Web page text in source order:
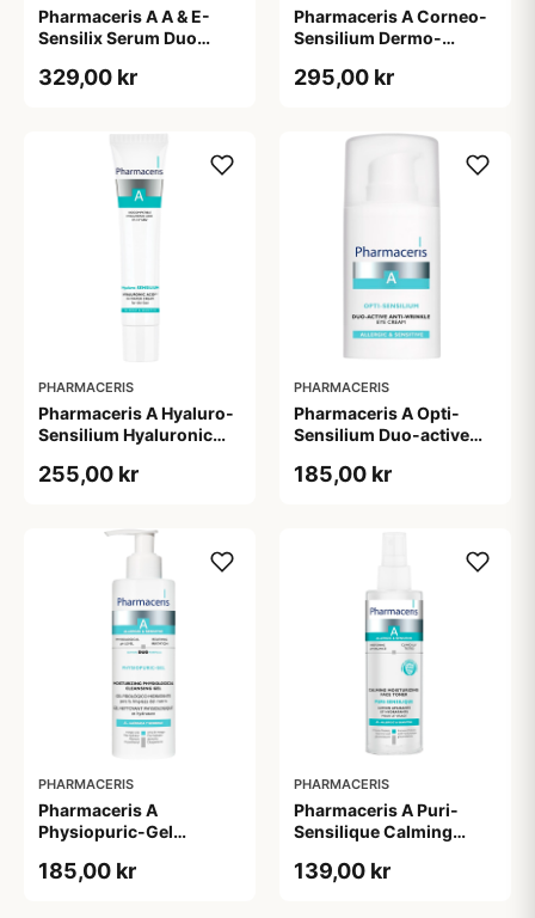
Pharmaceris A A & E-
Sensilix Serum Duo
329,00 kr
Pharmaceris A Corneo-
Sensilium Dermo-
Cream (75 ml)
295,00 kr
PHARMACERIS
Pharmaceris A Hyaluro-
Sensilium Hyaluronic
255,00 kr
PHARMACERIS
Pharmaceris A Opti-
Sensilium Duo-active
(15 ml)
185,00 kr
PHARMACERIS
Pharmaceris A
Physiopuric-Gel
Physiological Cleansing
185,00 kr
PHARMACERIS
Pharmaceris A Puri-
Sensilique Calming
(200 ml)
139,00 kr